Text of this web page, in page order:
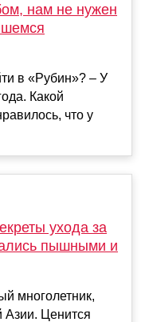
нам не нужен
в «Рубин»? – У
Какой
что у
ухода за
пышными и
многолетник,
Азии. Ценится